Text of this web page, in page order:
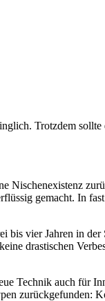
Trotzdem sollte
Nischenexistenz
gemacht. In
bis vier Jahren in der
drastischen
Technik auch für
zurückgefunden: